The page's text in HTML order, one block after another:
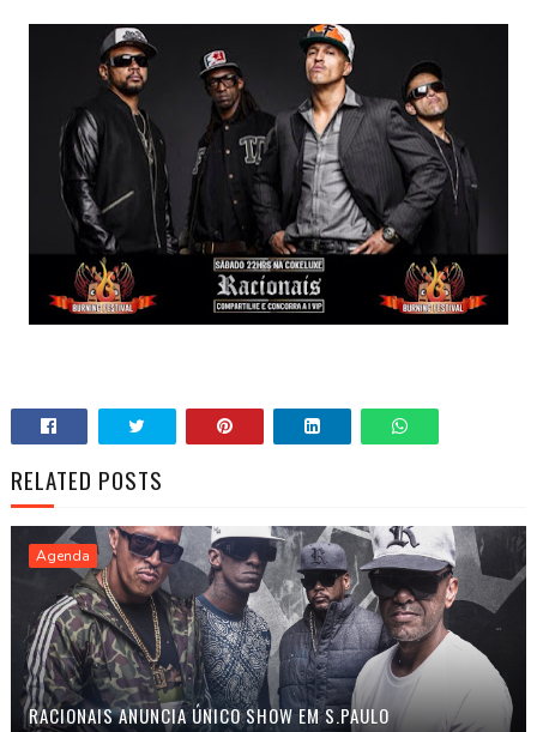
RELATED POSTS
Agenda
RACIONAIS ANUNCIA ÚNICO SHOW EM S.PAULO